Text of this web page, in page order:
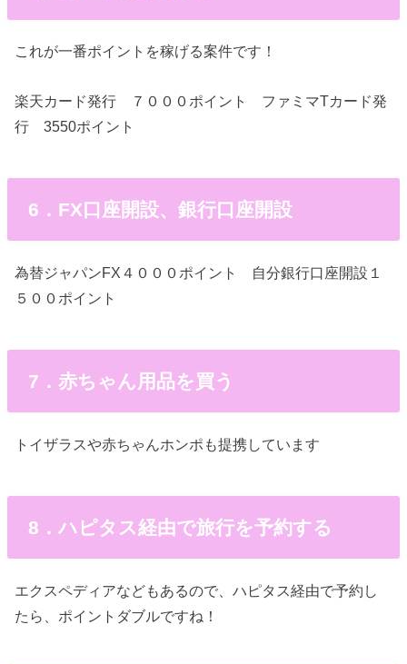
これが一番ポイントを稼げる案件です！
楽天カード発行 ７０００ポイント ファミマTカード発
行 3550ポイント
6．FX口座開設、銀行口座開設
為替ジャパンFX４０００ポイント 自分銀行口座開設１
５００ポイント
7．赤ちゃん用品を買う
トイザラスや赤ちゃんホンポも提携しています
8．ハピタス経由で旅行を予約する
エクスペディアなどもあるので、ハピタス経由で予約し
たら、ポイントダブルですね！